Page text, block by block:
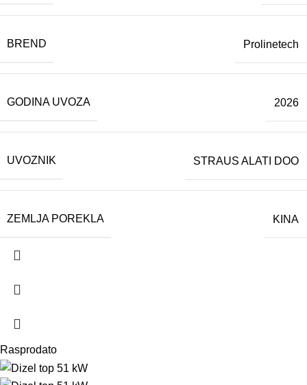
BREND Prolinetech
GODINA UVOZA 2026
UVOZNIK STRAUS ALATI DOO
ZEMLJA POREKLA KINA
Rasprodato